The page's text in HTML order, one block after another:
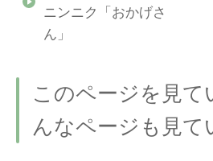
ニンニク「おかげさ
ん」
このページを見て
んなページも見て